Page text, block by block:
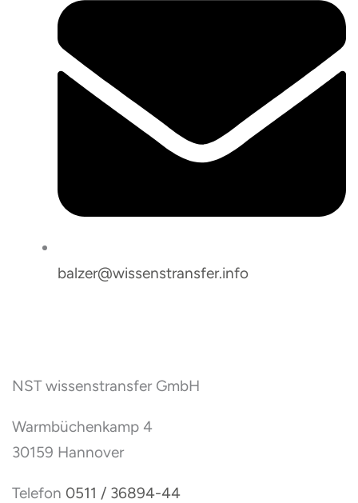
balzer@wissenstransfer.info
NST wissenstransfer GmbH
Warmbüchenkamp 4
30159 Hannover
Telefon 0511 / 36894-44